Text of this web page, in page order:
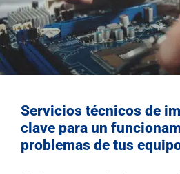
Servicios técnicos de
clave para un
problemas de tus